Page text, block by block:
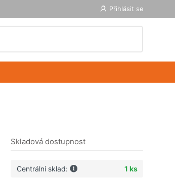
Přihlásit se
Skladová dostupnost
Centrální sklad: 1 ks